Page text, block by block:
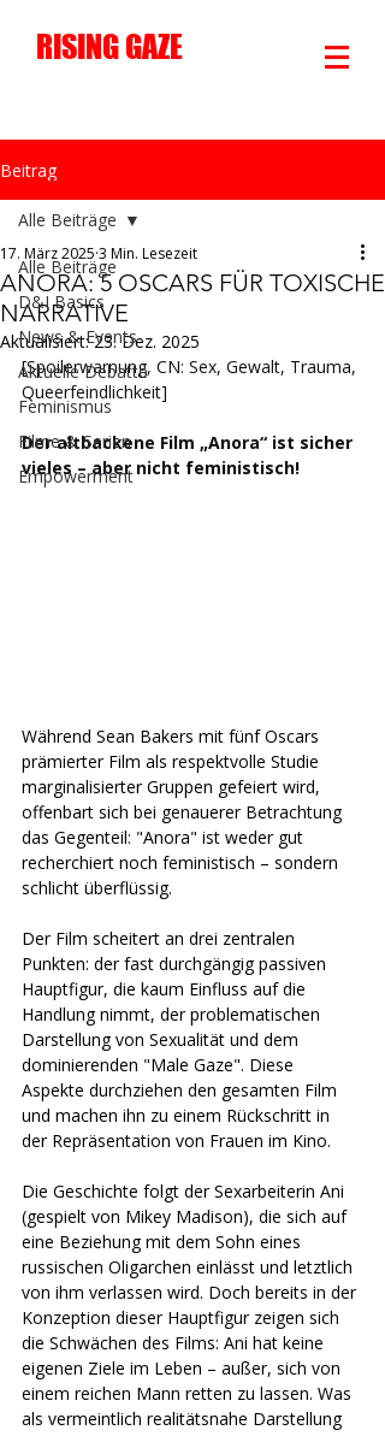
RISING GAZE
Beitrag
Alle Beiträge
D&I Basics
News & Events
Aktuelle Debatte
Feminismus
Filme & Serien
Empowerment
Alle Beiträge
ANORA: 5 OSCARS FÜR TOXISCHE
NARRATIVE
17. März 2025 3 Min. Lesezeit
Aktualisiert:23. Dez. 2025
[Spoilerwarnung, CN: Sex, Gewalt, Trauma,
Queerfeindlichkeit]
Der altbackene Film „Anora“ ist sicher
vieles – aber nicht feministisch!
Während Sean Bakers mit fünf Oscars
prämierter Film als respektvolle Studie
marginalisierter Gruppen gefeiert wird,
offenbart sich bei genauerer Betrachtung
das Gegenteil: "Anora" ist weder gut
recherchiert noch feministisch – sondern
schlicht überflüssig.
Der Film scheitert an drei zentralen
Punkten: der fast durchgängig passiven
Hauptfigur, die kaum Einfluss auf die
Handlung nimmt, der problematischen
Darstellung von Sexualität und dem
dominierenden "Male Gaze". Diese
Aspekte durchziehen den gesamten Film
und machen ihn zu einem Rückschritt in
der Repräsentation von Frauen im Kino.
Die Geschichte folgt der Sexarbeiterin Ani
(gespielt von Mikey Madison), die sich auf
eine Beziehung mit dem Sohn eines
russischen Oligarchen einlässt und letztlich
von ihm verlassen wird. Doch bereits in der
Konzeption dieser Hauptfigur zeigen sich
die Schwächen des Films: Ani hat keine
eigenen Ziele im Leben – außer, sich von
einem reichen Mann retten zu lassen. Was
als vermeintlich realitätsnahe Darstellung